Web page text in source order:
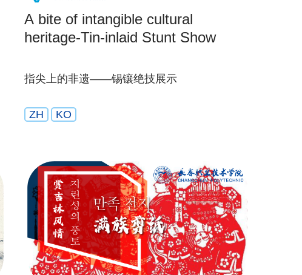
A bite of intangible cultural
heritage-Tin-inlaid Stunt Show
指尖上的非遗——锡镶绝技展示
ZH KO